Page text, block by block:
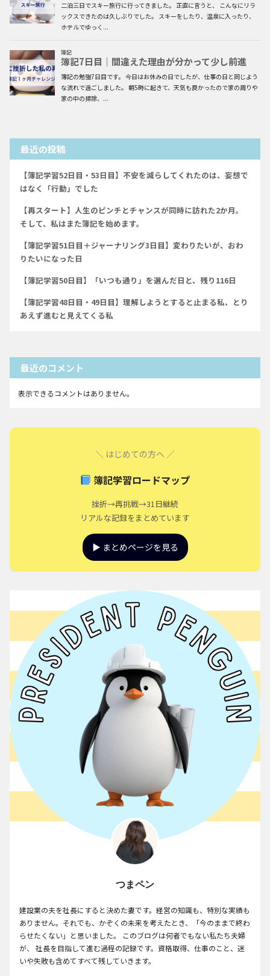
最近の投稿
【簿記学習52日目・53日目】不安を減らしてくれたのは、妄想で
はなく「行動」でした
【再スタート】人生のピンチとチャンスが同時に訪れた2か月。
そして、私はまた簿記を始めます。
【簿記学習51日目＋ジャーナリング3日目】変わりたいが、おわ
りたいになった日
【簿記学習50日目】「いつも通り」を選んだ日と、残り116日
【簿記学習48日目・49日目】理解しようとすると止まる私、とり
あえず進むと見えてくる私
最近のコメント
表示できるコメントはありません。
＼ はじめての方へ ／
簿記学習ロードマップ
挫折→再挑戦→31日継続
リアルな記録をまとめています
▶ まとめページを見る
つまペン
建設業の夫を社長にすると決めた妻です。経営の知識も、特別な実績も
ありません。それでも、かぞくの未来を考えたとき、「今のままで終わ
らせたくない」と思いました。 このブログは何者でもない私たち夫婦
が、 社長を目指して進む過程の記録です。資格取得、仕事のこと、迷
いや失敗も含めてすべて残していきます。